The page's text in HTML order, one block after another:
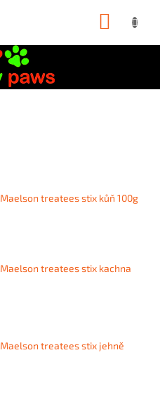
treatees stix kůň 100g
treatees stix kachna
treatees stix jehně